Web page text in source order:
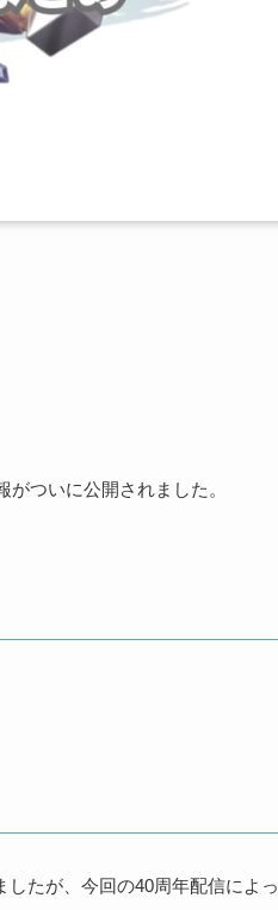
ついに公開されました。
たが、今回の40周年配信によっ